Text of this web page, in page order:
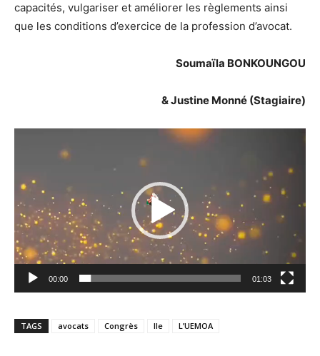
capacités, vulgariser et améliorer les règlements ainsi
que les conditions d’exercice de la profession d’avocat.
Soumaïla BONKOUNGOU
& Justine Monné (Stagiaire)
Lecteur
00:00 01:03
TAGS avocats Congrès IIe L’UEMOA